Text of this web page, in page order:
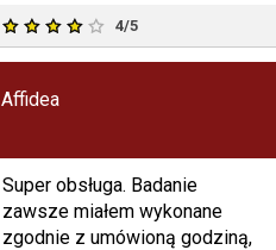
4/5
Affidea
Super obsługa. Badanie
zawsze miałem wykonane
zgodnie z umówioną godziną,